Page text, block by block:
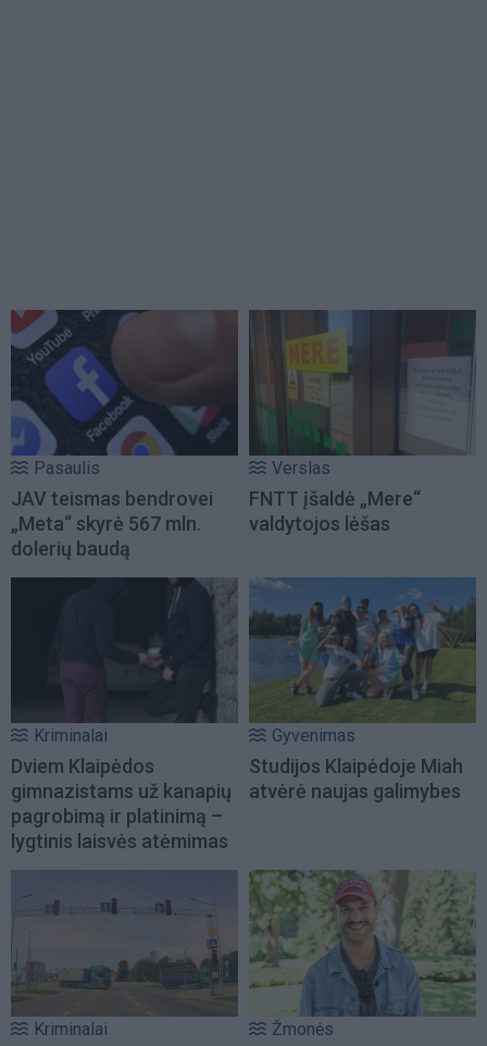
Pasaulis
JAV teismas bendrovei
„Meta“ skyrė 567 mln.
dolerių baudą
Verslas
FNTT įšaldė „Mere“
valdytojos lėšas
Kriminalai
Dviem Klaipėdos
gimnazistams už kanapių
pagrobimą ir platinimą –
lygtinis laisvės atėmimas
Gyvenimas
Studijos Klaipėdoje Miah
atvėrė naujas galimybes
Kriminalai Žmonės